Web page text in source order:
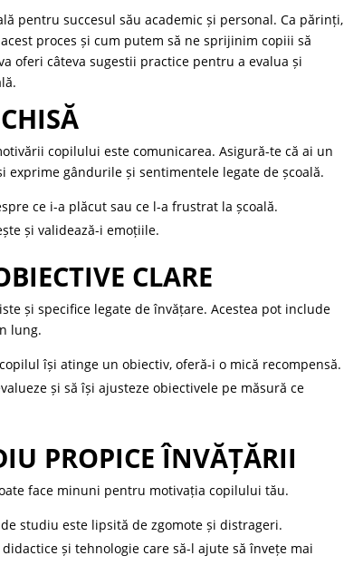
pentru succesul său academic și personal. Ca părinți,
proces și cum putem să ne sprijinim copiii să
oferi câteva sugestii practice pentru a evalua și
copilului este comunicarea. Asigură-te că ai un
gândurile și sentimentele legate de școală.
ce i-a plăcut sau ce l-a frustrat la școală.
și validează-i emoțiile.
CLARE
și specifice legate de învățare. Acestea pot include
lung.
își atinge un obiectiv, oferă-i o mică recompensă.
și să își ajusteze obiectivele pe măsură ce
PROPICE ÎNVĂȚĂRII
face minuni pentru motivația copilului tău.
studiu este lipsită de zgomote și distrageri.
și tehnologie care să-l ajute să învețe mai